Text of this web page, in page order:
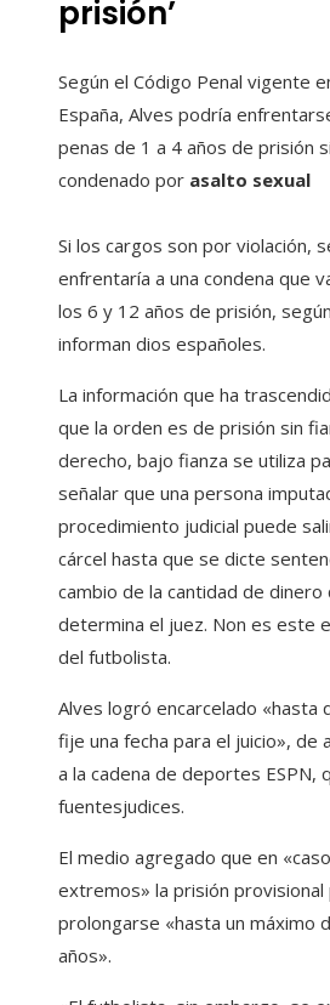
prisión’
Según el Código Penal vigente
España, Alves podría
penas de 1 a 4 años de prisión
condenado por asalto sexual
Si los cargos son por violación,
enfrentaría a una condena que
los 6 y 12 años de prisión, según
informan dios españoles.
La información que ha
que la orden es de prisión sin
derecho, bajo fianza se utiliza
señalar que una persona
procedimiento judicial puede
cárcel hasta que se dicte
cambio de la cantidad de dinero
determina el juez. Non es este
del futbolista.
Alves logró encarcelado «hasta
fije una fecha para el juicio», de
a la cadena de deportes ESPN,
fuentesjudices.
El medio agregado que en
extremos» la prisión provisional
prolongarse «hasta un máximo
años».